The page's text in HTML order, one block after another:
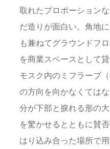
取れたプロポーション
だ造りが面白い。角地
も兼ねてグラウンドフ
を商業スペースとして
モスク内のミフラーブ
の方向を向かなくては
分が下部と捩れる形の
を驚かせるとともに賛
はり込み合った場所で